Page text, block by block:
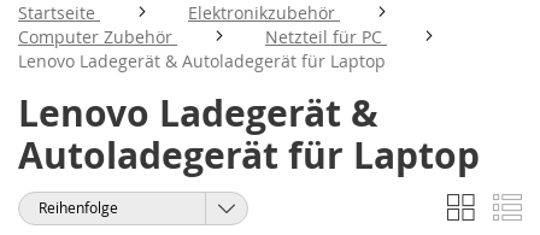
Startseite
Elektronikzubehör
Computer Zubehör
Netzteil für PC
Lenovo Ladegerät & Autoladegerät für Laptop
Lenovo Ladegerät &
Autoladegerät für Laptop
Anzeigen
als
Liste
Sortieren